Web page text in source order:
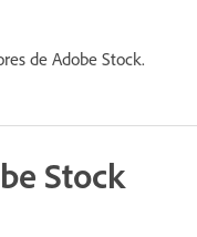
de Adobe Stock.
Stock